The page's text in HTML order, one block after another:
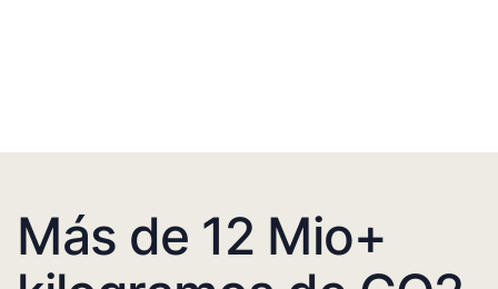
Más de 12 Mio+